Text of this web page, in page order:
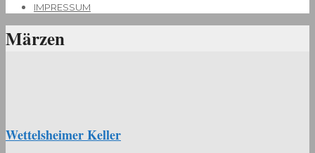
IMPRESSUM
Märzen
Wettelsheimer Keller